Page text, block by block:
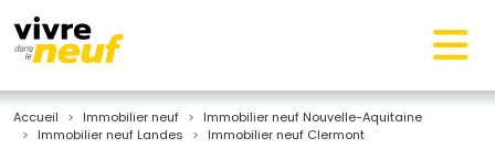
Accueil Immobilier neuf
Immobilier neuf Nouvelle-Aquitaine
Immobilier neuf Landes
Immobilier neuf Clermont